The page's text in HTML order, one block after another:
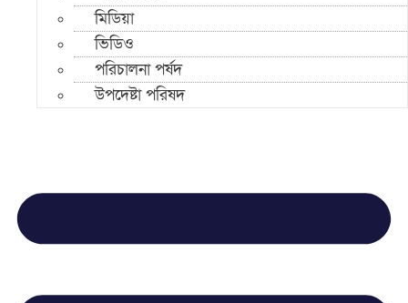
মিডিয়া
ভিডিও
পরিচালনা পর্ষদ
উপদেষ্টা পরিষদ